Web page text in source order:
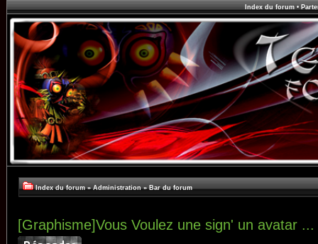
Index du forum•
Index du forum » Administration » Bar du forum
[Graphisme]Vous Voulez une sign' un avatar